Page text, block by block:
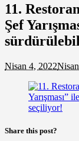
11.
Şef
Nisan 4, 2022
Share this post?